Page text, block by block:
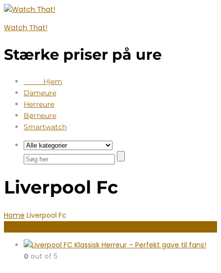
Watch That!
Stærke priser på ure
Hjem
Dameure
Herreure
Børneure
Smartwatch
Liverpool Fc
Home Liverpool Fc
0 out of 5